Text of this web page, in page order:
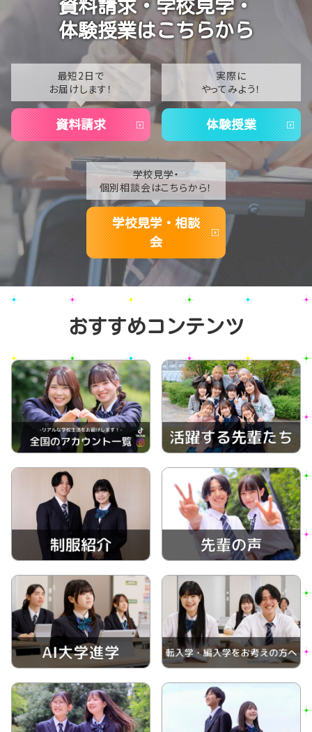
合同研修に行ってきました⭐
【東京】教育連携校の先輩たちと球技大会に参加しまし
2023
2021
2020
資料請求・学校見学・
体験授業はこちらから
最短2日で
お届けします！
資料請求
実際に
やってみよう！
体験授業
学校見学・
個別相談会はこちらから！
学校見学・相談
会
おすすめコンテンツ